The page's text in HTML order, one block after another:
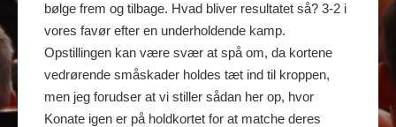
bølge frem og tilbage. Hvad bliver resultatet så? 3-2 i
vores favør efter en underholdende kamp.
Opstillingen kan være svær at spå om, da kortene
vedrørende småskader holdes tæt ind til kroppen,
men jeg forudser at vi stiller sådan her op, hvor
Konate igen er på holdkortet for at matche deres